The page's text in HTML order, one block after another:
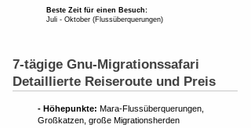
Beste Zeit für einen Besuch:
Juli - Oktober (Flussüberquerungen)
7-tägige Gnu-Migrationssafari
Detaillierte Reiseroute und Preis
- Höhepunkte: Mara-Flussüberquerungen,
Großkatzen, große Migrationsherden